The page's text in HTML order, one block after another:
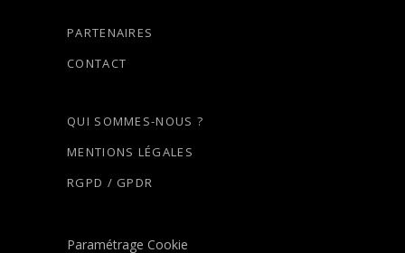
PARTENAIRES
CONTACT
QUI SOMMES-NOUS ?
MENTIONS LÉGALES
RGPD / GPDR
Paramétrage Cookie